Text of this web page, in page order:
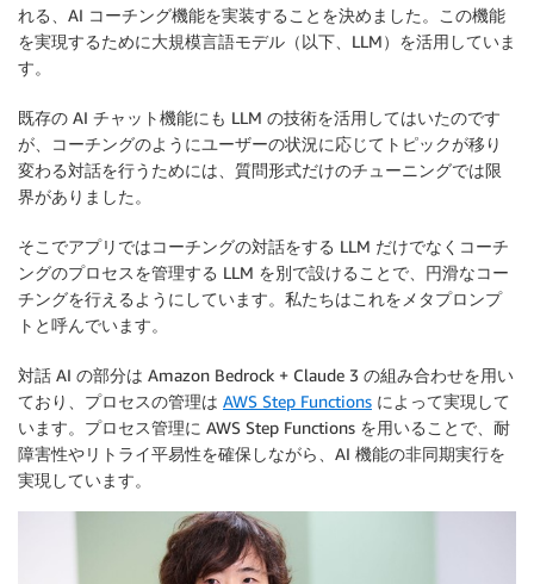
れる、AI コーチング機能を実装することを決めました。この機能
を実現するために大規模言語モデル（以下、LLM）を活用していま
す。
既存の AI チャット機能にも LLM の技術を活用してはいたのです
が、コーチングのようにユーザーの状況に応じてトピックが移り
変わる対話を行うためには、質問形式だけのチューニングでは限
界がありました。
そこでアプリではコーチングの対話をする LLM だけでなくコーチ
ングのプロセスを管理する LLM を別で設けることで、円滑なコー
チングを行えるようにしています。私たちはこれをメタプロンプ
トと呼んでいます。
対話 AI の部分は Amazon Bedrock + Claude 3 の組み合わせを用い
ており、プロセスの管理は AWS Step Functions によって実現して
います。プロセス管理に AWS Step Functions を用いることで、耐
障害性やリトライ平易性を確保しながら、AI 機能の非同期実行を
実現しています。